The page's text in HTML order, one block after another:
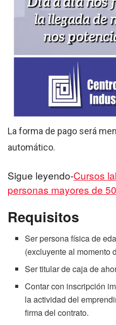
La forma de pago será
automático.
Sigue leyendo-Cursos
personas mayores de
Requisitos
Ser persona física de
(excluyente al momento
Ser titular de caja de
Contar con inscripción
la actividad del
firma del contrato.